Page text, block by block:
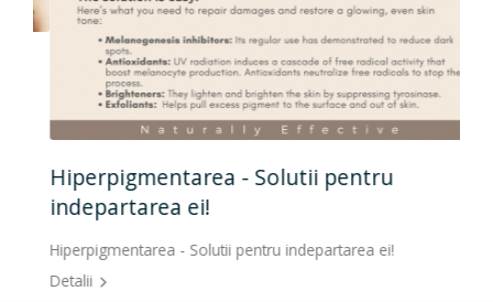
Hiperpigmentarea - Solutii pentru
indepartarea ei!
Hiperpigmentarea - Solutii pentru indepartarea ei!
Detalii